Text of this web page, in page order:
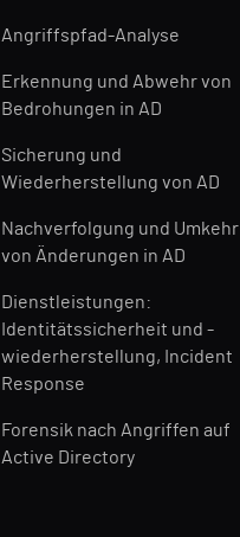
Angriffspfad-Analyse
Erkennung und Abwehr von
Bedrohungen in AD
Sicherung und
Wiederherstellung von AD
Nachverfolgung und Umkehr
von Änderungen in AD
Dienstleistungen:
Identitätssicherheit und -
wiederherstellung, Incident
Response
Forensik nach Angriffen auf
Active Directory